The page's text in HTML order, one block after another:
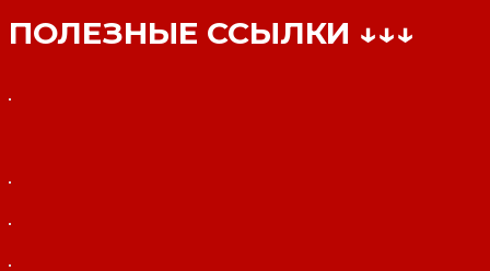
ПОЛЕЗНЫЕ ССЫЛКИ ↓↓↓